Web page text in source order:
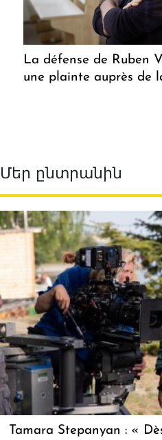
La défense de Ruben
une plainte auprès de
Մեր ընտրանին
Tamara Stepanyan : «